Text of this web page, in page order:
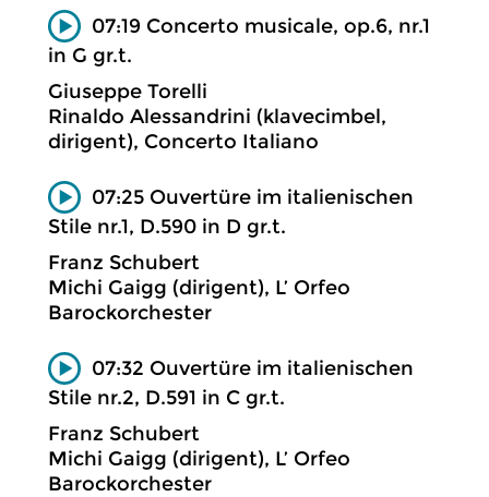
07:19 Concerto musicale, op.6, nr.1
in G gr.t.
Giuseppe Torelli
Rinaldo Alessandrini (klavecimbel,
dirigent), Concerto Italiano
07:25 Ouvertüre im italienischen
Stile nr.1, D.590 in D gr.t.
Franz Schubert
Michi Gaigg (dirigent), L’ Orfeo
Barockorchester
07:32 Ouvertüre im italienischen
Stile nr.2, D.591 in C gr.t.
Franz Schubert
Michi Gaigg (dirigent), L’ Orfeo
Barockorchester